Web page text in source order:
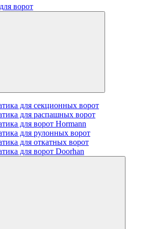
ворот
для секционных ворот
для распашных ворот
для ворот Hormann
для рулонных ворот
для откатных ворот
для ворот Doorhan